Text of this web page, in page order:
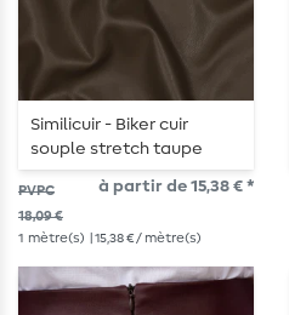
Similicuir - Biker cuir
souple stretch taupe
PVPC
18,09 €
à partir de 15,38 € *
1 mètre(s) | 15,38 € / mètre(s)